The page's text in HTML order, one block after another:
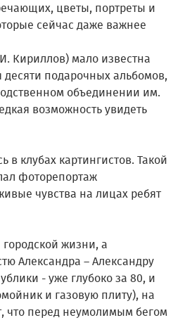
цветы, портреты и
сейчас даже важнее
Кириллов) мало известна
подарочных альбомов,
объединении им.
возможность увидеть
в клубах картингистов. Такой
фоторепортаж
чувства на лицах ребят
жизни, а
Александра – Александру
- уже глубоко за 80, и
и газовую плиту), на
что перед неумолимым бегом